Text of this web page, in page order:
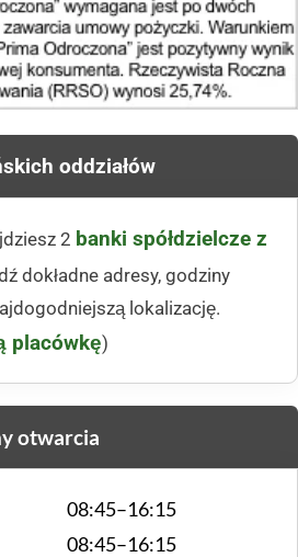
oddziałów
2 banki spółdzielcze z
dokładne adresy, godziny
lokalizację.
placówkę)
otwarcia
08:45–16:15
08:45–16:15